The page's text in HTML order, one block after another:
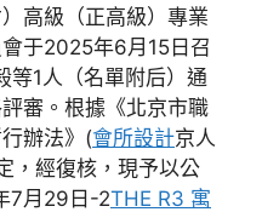
高級（正高級）專業
于2025年6月15日召
等1人（名單附后）通
審。根據《北京市職
辦法》(會所設計京人
，經復核，現予以公
7月29日-2THE R3 寓